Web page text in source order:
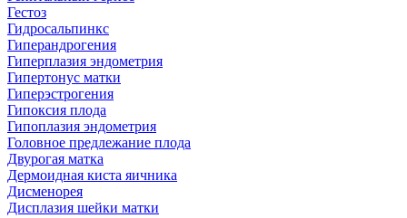
Гестоз
Гидросальпинкс
Гиперандрогения
Гиперплазия эндометрия
Гипертонус матки
Гиперэстрогения
Гипоксия плода
Гипоплазия эндометрия
Головное предлежание плода
Двурогая матка
Дермоидная киста яичника
Дисменорея
Дисплазия шейки матки